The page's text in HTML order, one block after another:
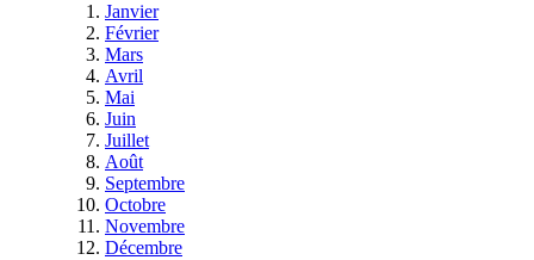
Janvier
Février
Mars
Avril
Mai
Juin
Juillet
Août
Septembre
Octobre
Novembre
Décembre